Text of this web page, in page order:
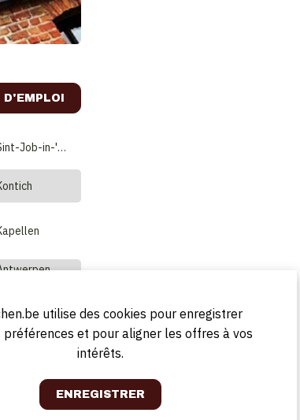
D'EMPLOI
Sint-Job-in-'t-Goor
Brussegem
utilise des cookies pour enregistrer
préférences et pour aligner les offres à vos
intérêts.